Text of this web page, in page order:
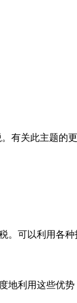
有关此主题的
可以利用各种
利用这些优势